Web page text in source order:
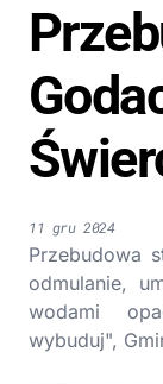
Przebudowa
odmulanie,
wodami
wybuduj",
11 gru 2024